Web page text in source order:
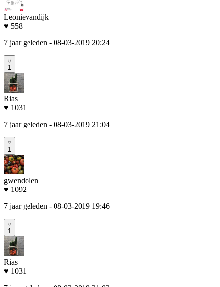
Leonievandijk
♥ 558
7 jaar geleden - 08-03-2019 20:24
1
Rias
♥ 1031
7 jaar geleden - 08-03-2019 21:04
1
gwendolen
♥ 1092
7 jaar geleden - 08-03-2019 19:46
1
Rias
♥ 1031